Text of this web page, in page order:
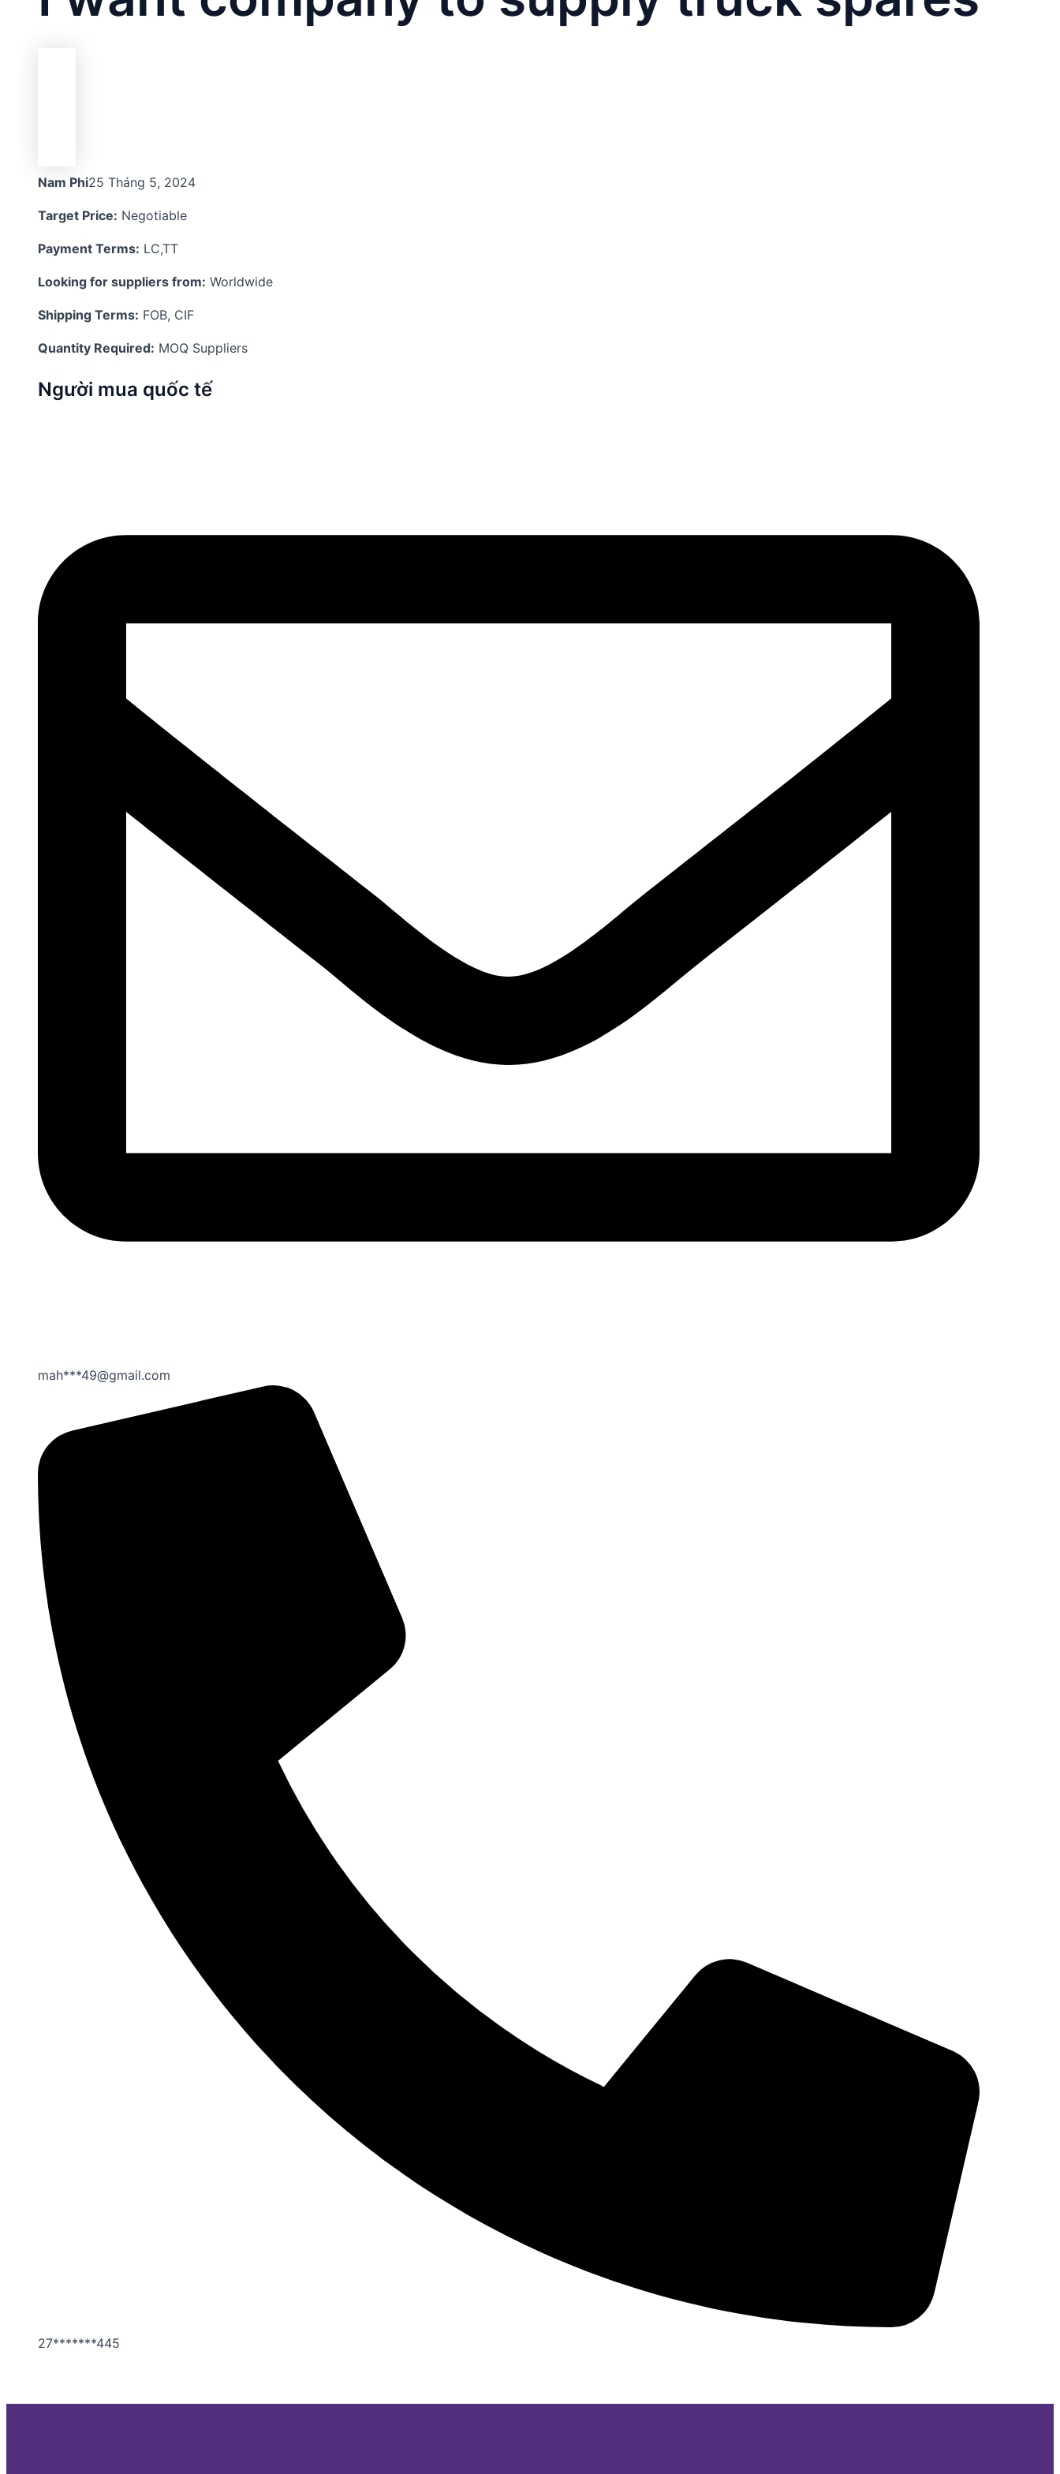
Nam Phi25 Tháng 5, 2024
Target Price: Negotiable
Payment Terms: LC,TT
Looking for suppliers from: Worldwide
Shipping Terms: FOB, CIF
Quantity Required: MOQ Suppliers
Người mua quốc tế
mah***49@gmail.com
27*******445